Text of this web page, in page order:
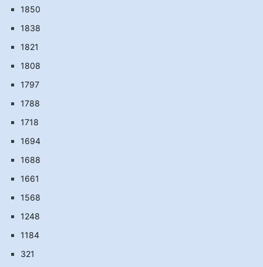
1850
1838
1821
1808
1797
1788
1718
1694
1688
1661
1568
1248
1184
321